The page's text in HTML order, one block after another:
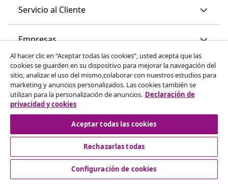
Servicio al Cliente
Empresas
vidaXL
Descubre mas
© 2008-2026 vidaXL www.vidaxl.es es una página web de
Al hacer clic en “Aceptar todas las cookies”, usted acepta que las
cookies se guarden en su dispositivo para mejorar la navegación del
sitio, analizar el uso del mismo,colaborar con nuestros estudios para
marketing y anuncios personalizados. Las cookies también se
utilizan para la personalización de anuncios. Declaración de
privacidad y cookies
Aceptar todas las cookies
Rechazarlas todas
Configuración de cookies